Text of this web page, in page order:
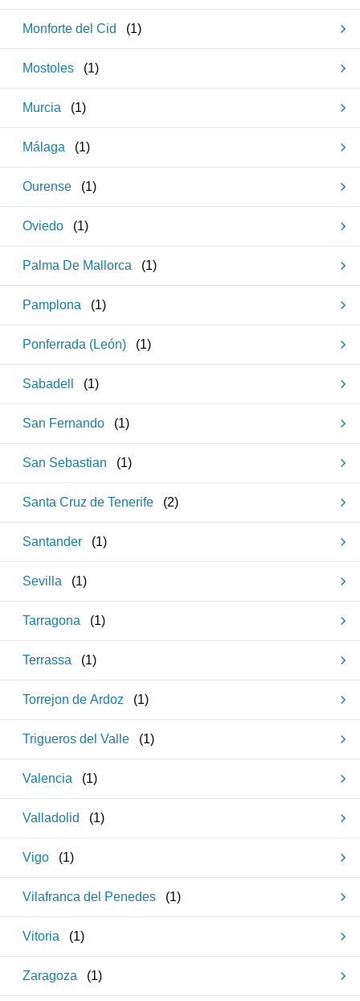
Monforte del Cid (1)
Mostoles (1)
Murcia (1)
Málaga (1)
Ourense (1)
Oviedo (1)
Palma De Mallorca (1)
Pamplona (1)
Ponferrada (León) (1)
Sabadell (1)
San Fernando (1)
San Sebastian (1)
Santa Cruz de Tenerife (2)
Santander (1)
Sevilla (1)
Tarragona (1)
Terrassa (1)
Torrejon de Ardoz (1)
Trigueros del Valle (1)
Valencia (1)
Valladolid (1)
Vigo (1)
Vilafranca del Penedes (1)
Vitoria (1)
Zaragoza (1)